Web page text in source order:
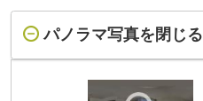
パノラマ写真を閉じる